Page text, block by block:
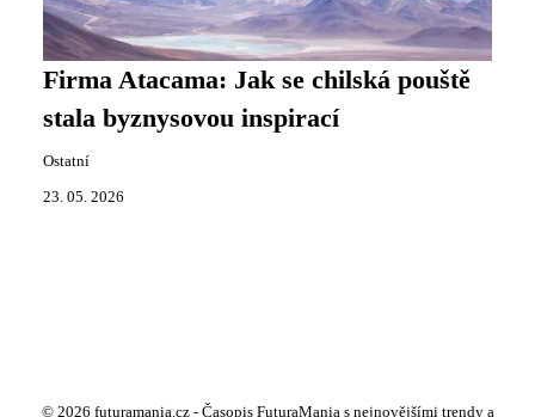
Firma Atacama: Jak se chilská pouště
stala byznysovou inspirací
Ostatní
23. 05. 2026
© 2026 futuramania.cz - Časopis FuturaMania s nejnovějšími trendy a